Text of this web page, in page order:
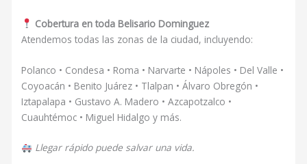
Cobertura en toda Belisario Dominguez
Atendemos todas las zonas de la ciudad, incluyendo:
Polanco • Condesa • Roma • Narvarte • Nápoles • Del Valle •
Coyoacán • Benito Juárez • Tlalpan • Álvaro Obregón •
Iztapalapa • Gustavo A. Madero • Azcapotzalco •
Cuauhtémoc • Miguel Hidalgo y más.
Llegar rápido puede salvar una vida.